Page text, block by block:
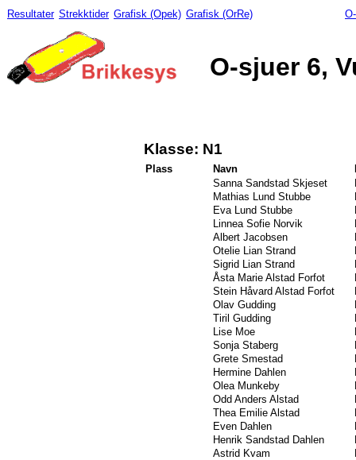
Resultater Strekktider Grafisk (Opek) Grafisk (OrRe)
O-sjuer 6,
Klasse: N1
Plass Navn
Sanna Sandstad Skjeset
Mathias Lund Stubbe
Eva Lund Stubbe
Linnea Sofie Norvik
Albert Jacobsen
Otelie Lian Strand
Sigrid Lian Strand
Åsta Marie Alstad Forfot
Stein Håvard Alstad Forfot
Olav Gudding
Tiril Gudding
Lise Moe
Sonja Staberg
Grete Smestad
Hermine Dahlen
Olea Munkeby
Odd Anders Alstad
Thea Emilie Alstad
Even Dahlen
Henrik Sandstad Dahlen
Astrid Kvam